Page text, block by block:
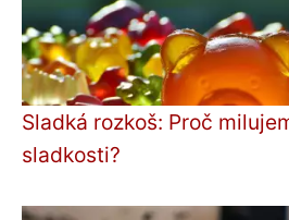
Sladká rozkoš: Proč
sladkosti?